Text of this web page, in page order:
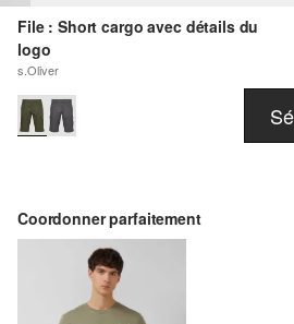
File : Short cargo avec détails du
logo
s.Oliver
Coordonner parfaitement